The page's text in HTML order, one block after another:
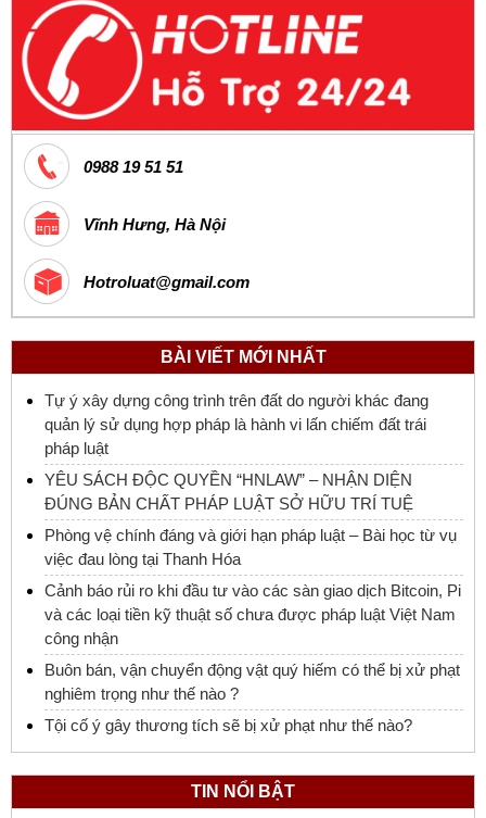
0988 19 51 51
Vĩnh Hưng, Hà Nội
Hotroluat@gmail.com
BÀI VIẾT MỚI NHẤT
Tự ý xây dựng công trình trên đất do người khác đang
quản lý sử dụng hợp pháp là hành vi lấn chiếm đất trái
pháp luật
YÊU SÁCH ĐỘC QUYỀN “HNLAW” – NHẬN DIỆN
ĐÚNG BẢN CHẤT PHÁP LUẬT SỞ HỮU TRÍ TUỆ
Phòng vệ chính đáng và giới hạn pháp luật – Bài học từ vụ
việc đau lòng tại Thanh Hóa
Cảnh báo rủi ro khi đầu tư vào các sàn giao dịch Bitcoin, Pi
và các loại tiền kỹ thuật số chưa được pháp luật Việt Nam
công nhận
Buôn bán, vận chuyển động vật quý hiếm có thể bị xử phạt
nghiêm trọng như thế nào ?
Tội cố ý gây thương tích sẽ bị xử phạt như thế nào?
TIN NỔI BẬT